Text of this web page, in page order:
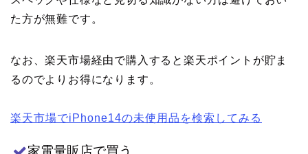
た方が無難です。
なお、楽天市場経由で購入すると楽天ポイントが貯ま
るのでよりお得になります。
楽天市場でiPhone14の未使用品を検索してみる
家電量販店で買う